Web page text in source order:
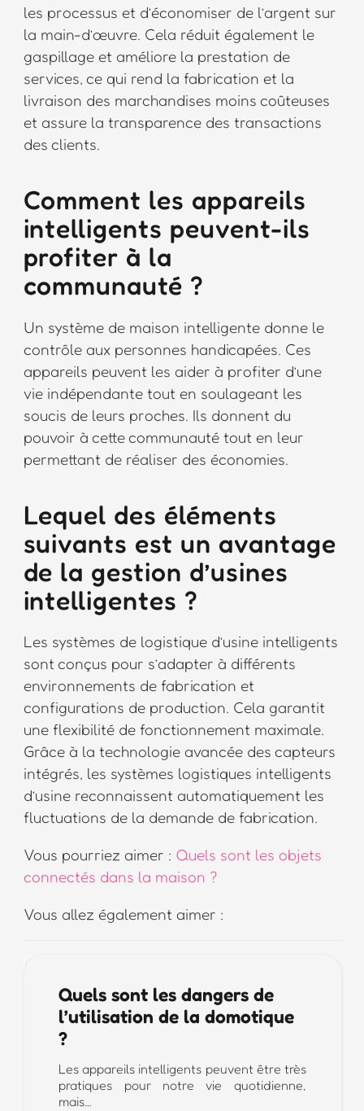
les processus et d’économiser de l’argent sur
la main-d’œuvre. Cela réduit également le
gaspillage et améliore la prestation de
services, ce qui rend la fabrication et la
livraison des marchandises moins coûteuses
et assure la transparence des transactions
des clients.
Comment les appareils
intelligents peuvent-ils
profiter à la
communauté ?
Un système de maison intelligente donne le
contrôle aux personnes handicapées. Ces
appareils peuvent les aider à profiter d’une
vie indépendante tout en soulageant les
soucis de leurs proches. Ils donnent du
pouvoir à cette communauté tout en leur
permettant de réaliser des économies.
Lequel des éléments
suivants est un avantage
de la gestion d’usines
intelligentes ?
Les systèmes de logistique d’usine intelligents
sont conçus pour s’adapter à différents
environnements de fabrication et
configurations de production. Cela garantit
une flexibilité de fonctionnement maximale.
Grâce à la technologie avancée des capteurs
intégrés, les systèmes logistiques intelligents
d’usine reconnaissent automatiquement les
fluctuations de la demande de fabrication.
Vous pourriez aimer : Quels sont les objets
connectés dans la maison ?
Vous allez également aimer :
Quels sont les dangers de
l’utilisation de la domotique
?
Les appareils intelligents peuvent être très
pratiques pour notre vie quotidienne,
mais…